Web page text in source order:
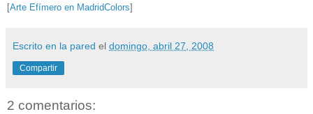
[Arte Efímero en MadridColors]
Escrito en la pared el domingo, abril 27, 2008
Compartir
2 comentarios: